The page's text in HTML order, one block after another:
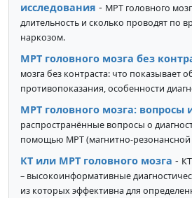
исследования - МРТ головного
длительность и сколько проводят по
наркозом.
МРТ головного мозга без
мозга без контраста: что показывает
противопоказания, особенности
МРТ головного мозга: вопросы
распространённые вопросы о
помощью МРТ (магнитно-резонансной
КТ или МРТ головного мозга -
– высокоинформативные
из которых эффективна для